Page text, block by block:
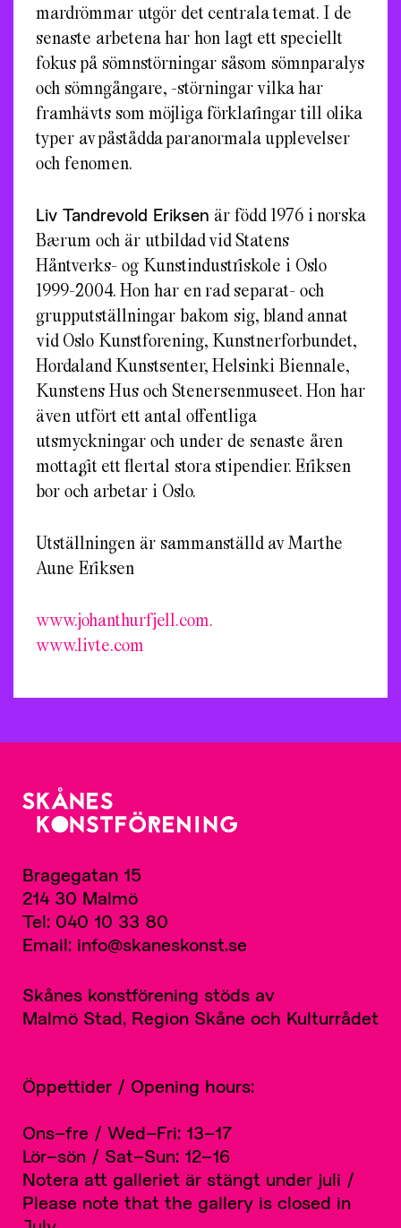
mardrömmar utgör det centrala temat. I de
senaste arbetena har hon lagt ett speciellt
fokus på sömnstörningar såsom sömnparalys
och sömngångare, -störningar vilka har
framhävts som möjliga förklaringar till olika
typer av påstådda paranormala upplevelser
och fenomen.
Liv Tandrevold Eriksen är född 1976 i norska
Bærum och är utbildad vid Statens
Håntverks- og Kunstindustriskole i Oslo
1999-2004. Hon har en rad separat- och
grupputställningar bakom sig, bland annat
vid Oslo Kunstforening, Kunstnerforbundet,
Hordaland Kunstsenter, Helsinki Biennale,
Kunstens Hus och Stenersenmuseet. Hon har
även utfört ett antal offentliga
utsmyckningar och under de senaste åren
mottagit ett flertal stora stipendier. Eriksen
bor och arbetar i Oslo.
Utställningen är sammanställd av Marthe
Aune Eriksen
www.johanthurfjell.com.
www.livte.com
Bragegatan 15
214 30 Malmö
Tel: 040 10 33 80
Email: info@skaneskonst.se
Skånes konstförening stöds av
Malmö Stad, Region Skåne och Kulturrådet
Öppettider / Opening hours:
Ons–fre / Wed–Fri: 13–17
Lör–sön / Sat–Sun: 12–16
Notera att galleriet är stängt under juli /
Please note that the gallery is closed in